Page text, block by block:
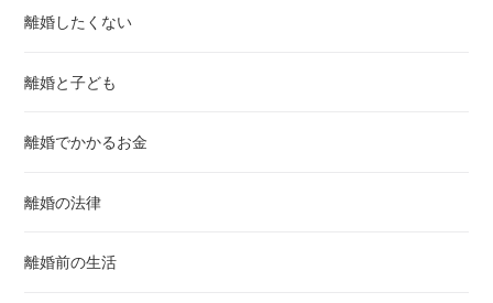
離婚したくない
離婚と子ども
離婚でかかるお金
離婚の法律
離婚前の生活